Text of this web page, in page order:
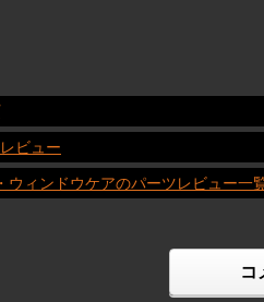
ビュー
ウィンドウケアのパーツレビュー一
コ